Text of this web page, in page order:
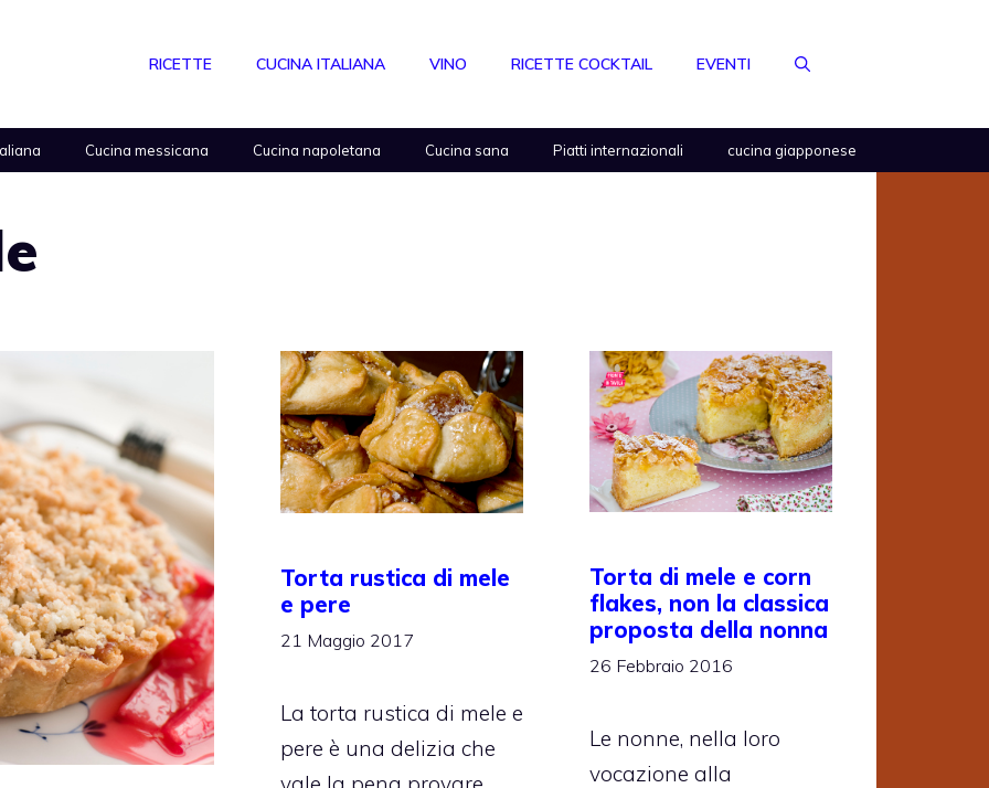
RICETTE CUCINA ITALIANA VINO RICETTE COCKTAIL EVENTI
Cucina messicana Cucina napoletana Cucina sana Piatti internazionali cucina giapponese
Torta rustica di mele
e pere
21 Maggio 2017
La torta rustica di mele e
pere è una delizia che
Torta di mele e corn
flakes, non la classica
proposta della nonna
26 Febbraio 2016
Le nonne, nella loro
vocazione alla